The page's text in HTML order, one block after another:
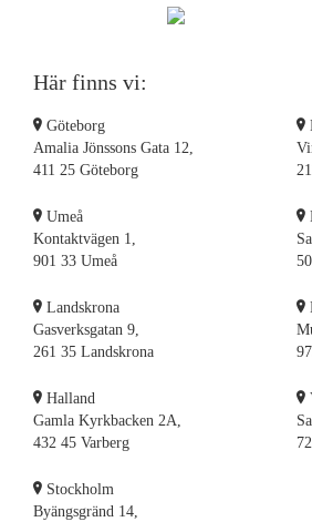
Här finns vi:
Göteborg
Amalia Jönssons Gata 12,
411 25 Göteborg
Umeå
Kontaktvägen 1,
901 33 Umeå
Landskrona
Gasverksgatan 9,
261 35 Landskrona
Halland
Gamla Kyrkbacken 2A,
432 45 Varberg
Stockholm
Byängsgränd 14,